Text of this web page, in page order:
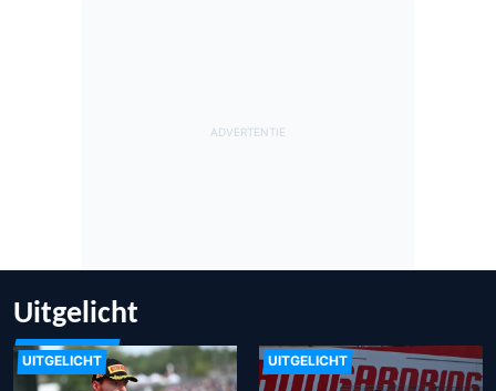
Uitgelicht
UITGELICHT UITGELICHT